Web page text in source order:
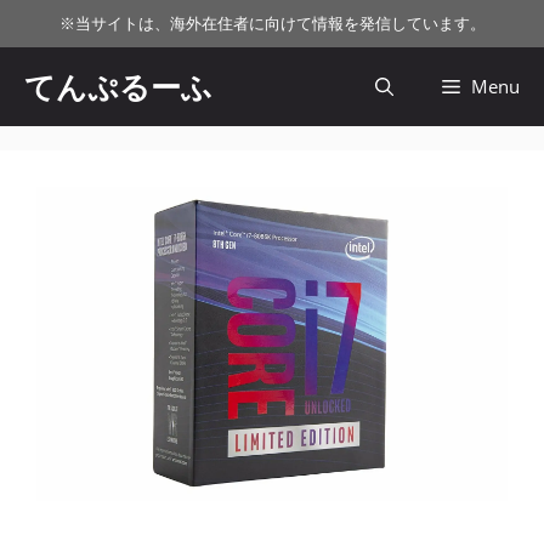
ン
ツ
※当サイトは、海外在住者に向けて情報を発信しています。
てんぷるーふ Menu